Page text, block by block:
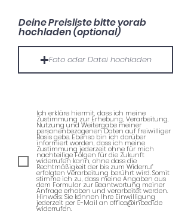
Deine Preisliste bitte vorab
hochladen (optional)
Foto oder Datei hochladen
Ich erkläre hiermit, dass ich meine
Zustimmung zur Erhebung, Verarbeitung,
Nutzung und Weitergabe meiner
personenbezogenen Daten auf freiwilliger
Basis gebe. Ebenso bin ich darüber
informiert worden, dass ich meine
Zustimmung jederzeit ohne für mich
nachteilige Folgen für die Zukunft
widerrufen kann, ohne dass die
Rechtmäßigkeit der bis zum Widerruf
erfolgten Verarbeitung berührt wird. Somit
stimme ich zu, dass meine Angaben aus
dem Formular zur Beantwortung meiner
Anfrage erhoben und verarbeitet werden.
Hinweis: Sie können Ihre Einwilligung
jederzeit per E-Mail an office@inbedi.de
widerrufen.